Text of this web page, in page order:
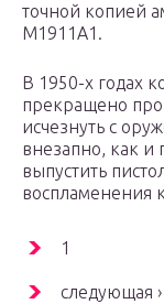
точной копией
M1911A1.
В 1950-х годах
прекращено
исчезнуть с
внезапно, как и
выпустить
воспламенения
1
следующая ›